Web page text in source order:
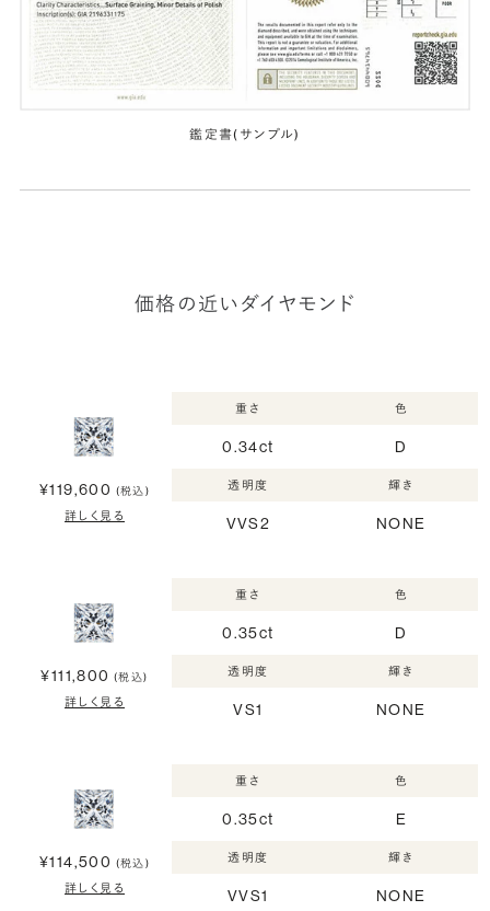
鑑定書(サンプル)
価格の近いダイヤモンド
¥119,600 (税込)
詳しく見る
重さ
0.34ct
色
D
透明度
VVS2
輝き
NONE
¥111,800 (税込)
詳しく見る
重さ
0.35ct
色
D
透明度
VS1
輝き
NONE
¥114,500 (税込)
詳しく見る
重さ
0.35ct
色
E
透明度
VVS1
輝き
NONE